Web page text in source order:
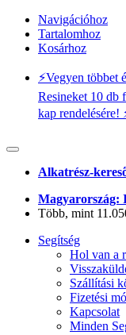
Navigációhoz
Tartalomhoz
Kosárhoz
⚡️Vegyen többet
Resineket 10 db
kap rendelésére!
Alkatrész-
Magyarország:
Több, mint
Segítség
Hol van a
Szállítási
Fizetési
Kapcsolat
Minden